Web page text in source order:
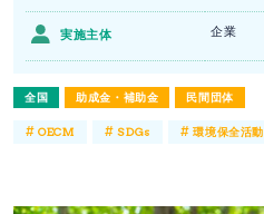
全国 助成金・補助金 民間団体
実施主体 企業
#OECM #SDGs #環境保全活動